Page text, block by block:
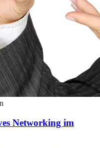
Networking im